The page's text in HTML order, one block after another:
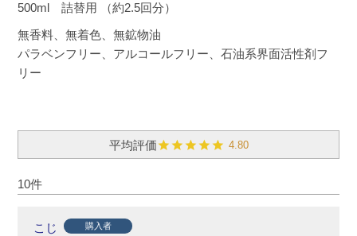
500ml 詰替用 （約2.5回分）
無香料、無着色、無鉱物油
パラベンフリー、アルコールフリー、石油系界面活性剤フ
リー
4.80
10
こじ 購入者